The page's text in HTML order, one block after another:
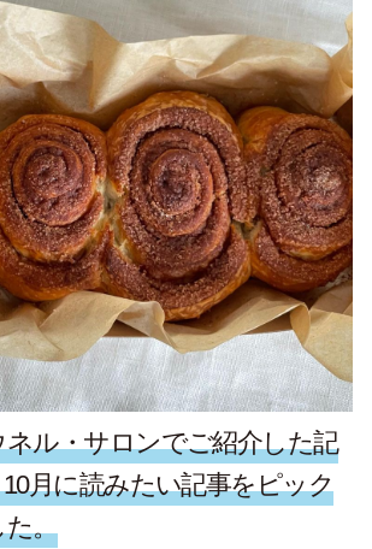
ル・サロンでご紹介した記
月に読みたい記事をピック
。